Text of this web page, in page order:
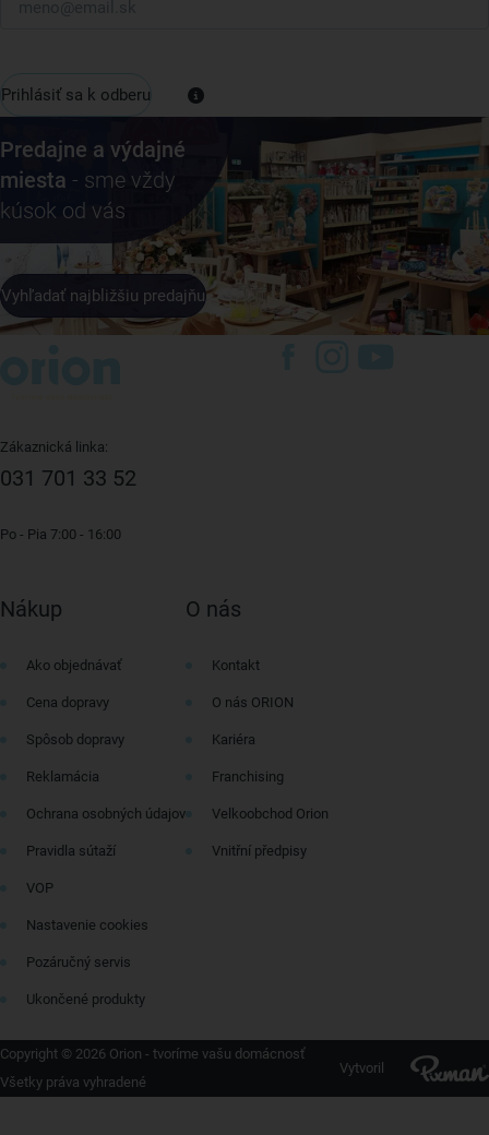
Prihlásiť sa k odberu
Predajne a výdajné
miesta - sme vždy
kúsok od vás
Vyhľadať najbližšiu predajňu
Zákaznická linka:
031 701 33 52
Po - Pia 7:00 - 16:00
Nákup
Ako objednávať
Cena dopravy
Spôsob dopravy
Reklamácia
Ochrana osobných údajov
Pravidla sútaží
VOP
Nastavenie cookies
Pozáručný servis
Ukončené produkty
O nás
Kontakt
O nás ORION
Kariéra
Franchising
Velkoobchod Orion
Vnitřní předpisy
Copyright © 2026 Orion - tvoríme vašu domácnosť
Všetky práva vyhradené
Vytvoril